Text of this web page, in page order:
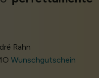
Rahn
Wunschgutschein